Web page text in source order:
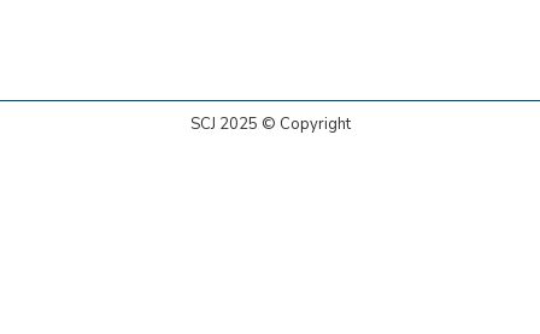
SCJ 2025 © Copyright